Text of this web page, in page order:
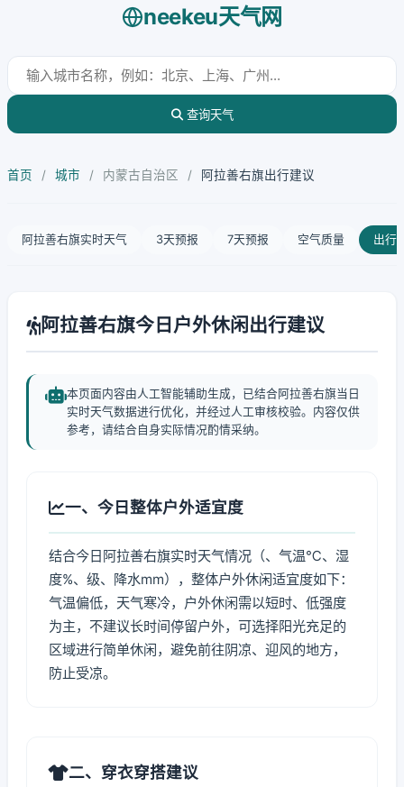
neekeu天气网
查询天气
首页 / 城市 / 内蒙古自治区 / 阿拉善右旗出行建议
阿拉善右旗实时天气 3天预报 7天预报 空气质量 出行
阿拉善右旗今日户外休闲出行建议
本页面内容由人工智能辅助生成，已结合阿拉善右旗当日
实时天气数据进行优化，并经过人工审核校验。内容仅供
参考，请结合自身实际情况酌情采纳。
一、今日整体户外适宜度
结合今日阿拉善右旗实时天气情况（、气温℃、湿
度%、级、降水mm），整体户外休闲适宜度如下：
气温偏低，天气寒冷，户外休闲需以短时、低强度
为主，不建议长时间停留户外，可选择阳光充足的
区域进行简单休闲，避免前往阴凉、迎风的地方，
防止受凉。
二、穿衣穿搭建议